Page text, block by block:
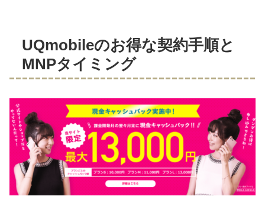
UQmobileのお得な契約手順と
MNPタイミング